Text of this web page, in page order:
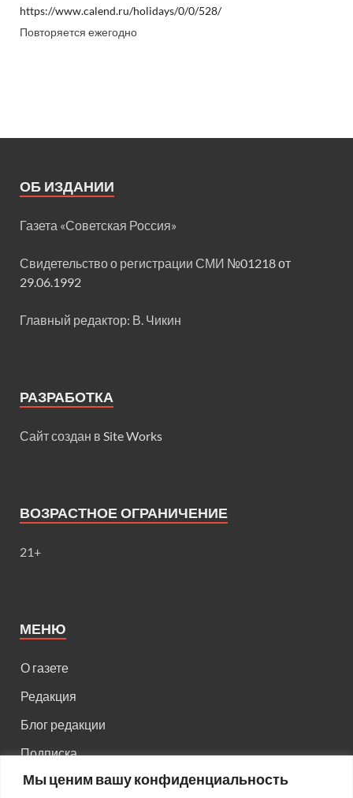
Мы ценим вашу конфиденциальность
https://www.calend.ru/holidays/0/0/528/
Повторяется ежегодно
ОБ ИЗДАНИИ
Газета «Советская Россия»
Свидетельство о регистрации СМИ №01218 от
29.06.1992
Главный редактор: В. Чикин
РАЗРАБОТКА
Сайт создан в Site Works
ВОЗРАСТНОЕ ОГРАНИЧЕНИЕ
21+
МЕНЮ
О газете
Редакция
Блог редакции
Подписка
Правила поведения на сайте